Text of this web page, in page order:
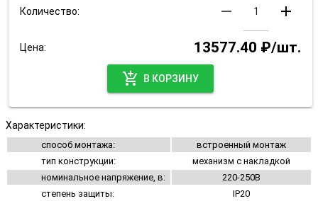
Количество: remove add
Цена:
13577.40 ₽/шт.
add_shopping_cart
В КОРЗИНУ
Характеристики:
способ монтажа:
встроенный монтаж
тип конструкции:
механизм с накладкой
номинальное напряжение, в:
220-250В
степень защиты:
IP20